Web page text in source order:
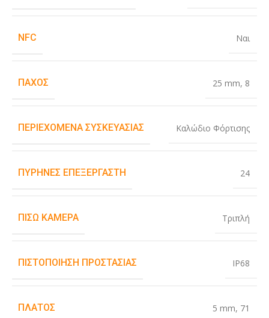
NFC Ναι
ΠΆΧΟΣ 25 mm, 8
ΠΕΡΙΕΧΌΜΕΝΑ ΣΥΣΚΕΥΑΣΊΑΣ Καλώδιο Φόρτισης
ΠΥΡΉΝΕΣ ΕΠΕΞΕΡΓΑΣΤΉ 24
ΠΊΣΩ ΚΆΜΕΡΑ Τριπλή
ΠΙΣΤΟΠΟΊΗΣΗ ΠΡΟΣΤΑΣΊΑΣ IP68
ΠΛΆΤΟΣ 5 mm, 71